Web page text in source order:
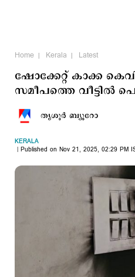
Home Kerala Latest
ഷോക്കേറ്റ് കാക്ക
സമീപത്തെ വീട്ടില്‍
തൃശൂര്‍ ബ്യൂറോ
KERALA
Published on Nov 21, 2025, 02:29 PM